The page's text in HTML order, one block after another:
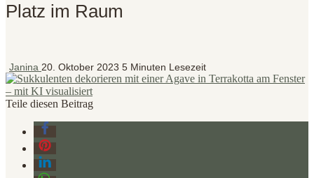
Platz im Raum
Janina 20. Oktober 2023 5 Minuten Lesezeit
Teile diesen Beitrag